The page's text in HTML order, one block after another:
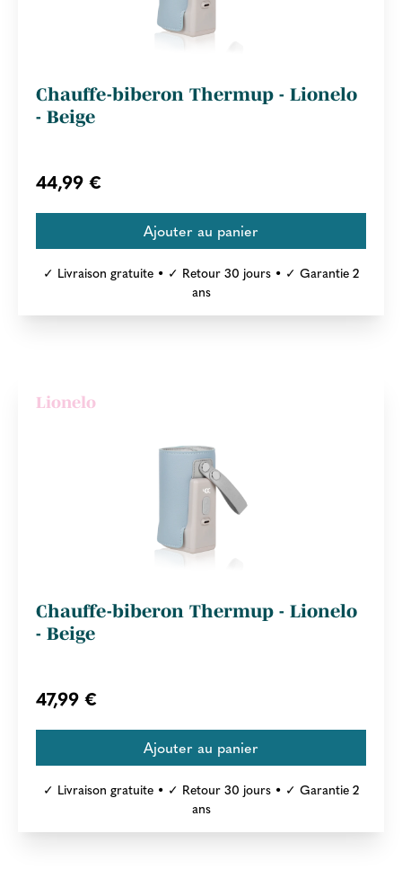
Chauffe-biberon Thermup - Lionelo
- Beige
44,99 €
✓ Livraison gratuite • ✓ Retour 30 jours • ✓ Garantie 2
ans
Lionelo
Chauffe-biberon Thermup - Lionelo
- Beige
47,99 €
✓ Livraison gratuite • ✓ Retour 30 jours • ✓ Garantie 2
ans